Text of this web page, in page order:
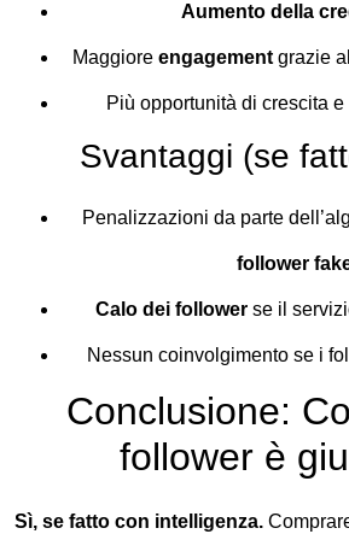
Aumento della
Maggiore engagement grazie
Più opportunità di crescita
Svantaggi (se
Penalizzazioni da parte
follower
Calo dei followerse il
Nessun coinvolgimento se i
Conclusione:
follower è
Sì, se fatto con intelligenza.